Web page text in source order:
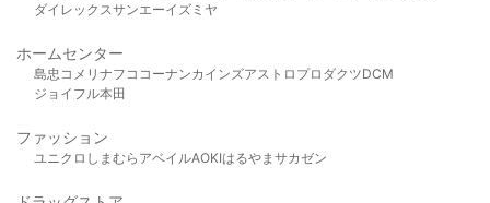
ダイレックスサンエーイズミヤ
ホームセンター
島忠 コメリ ナフコ コーナンカインズアストロプロダクツDCM
ジョイフル本田
ファッション
ユニクロ しまむら アベイルAOKIはるやま サカゼン